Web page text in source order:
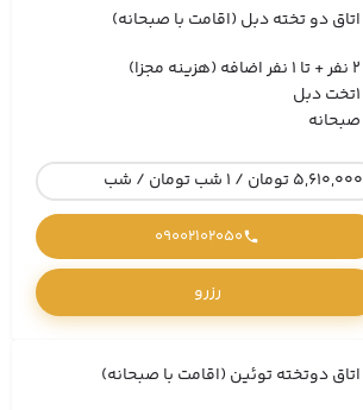
اتاق دو تخته دبل (اقامت با صبحانه)
2 نفر + تا 1 نفر اضافه (هزینه مجزا)
1تخت دبل
صبحانه
5,610,000 تومان / 1 شب تومان / شب
09002102050
رزرو
اتاق دوتخته توئین (اقامت با صبحانه)